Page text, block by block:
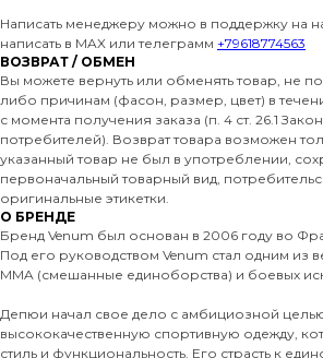
Написать менеджеру можно в поддержку на
написать в MAX или телеграмм +79618774563
ВОЗВРАТ / ОБМЕН
Вы можете вернуть или обменять товар, не
либо причинам (фасон, размер, цвет) в
с момента получения заказа (п. 4 ст. 26.1
потребителей). Возврат товара возможен
указанный товар не был в употреблении,
первоначальный товарный вид,
оригинальные этикетки.
О БРЕНДЕ
Бренд Venum был основан в 2006 году во
Под его руководством Venum стал одним из
MMA (смешанные единоборства) и боевых
Депюи начал свое дело с амбициозной
высококачественную спортивную одежду,
стиль и функциональность. Его страсть к